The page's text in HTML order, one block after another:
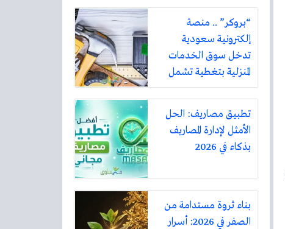
“بروكر” .. منصة
إلكترونية سعودية
تدخل سوق الخدمات
المنزلية بتغطية تشمل
أكثر من ثلاثين مدينة
تطبيق مصاريف: الحل
الأمثل لإدارة المصاريف
بذكاء في 2026
بناء ثروة مستدامة من
الصفر في 2026: أسرار